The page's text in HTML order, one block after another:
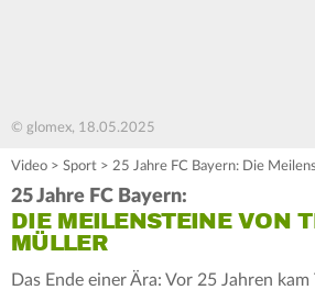
© glomex, 18.05.2025
Video > Sport > 25 Jahre FC Bayern: Die
25 Jahre FC Bayern:
DIE MEILENSTEINE VON
MÜLLER
Das Ende einer Ära: Vor 25 Jahren